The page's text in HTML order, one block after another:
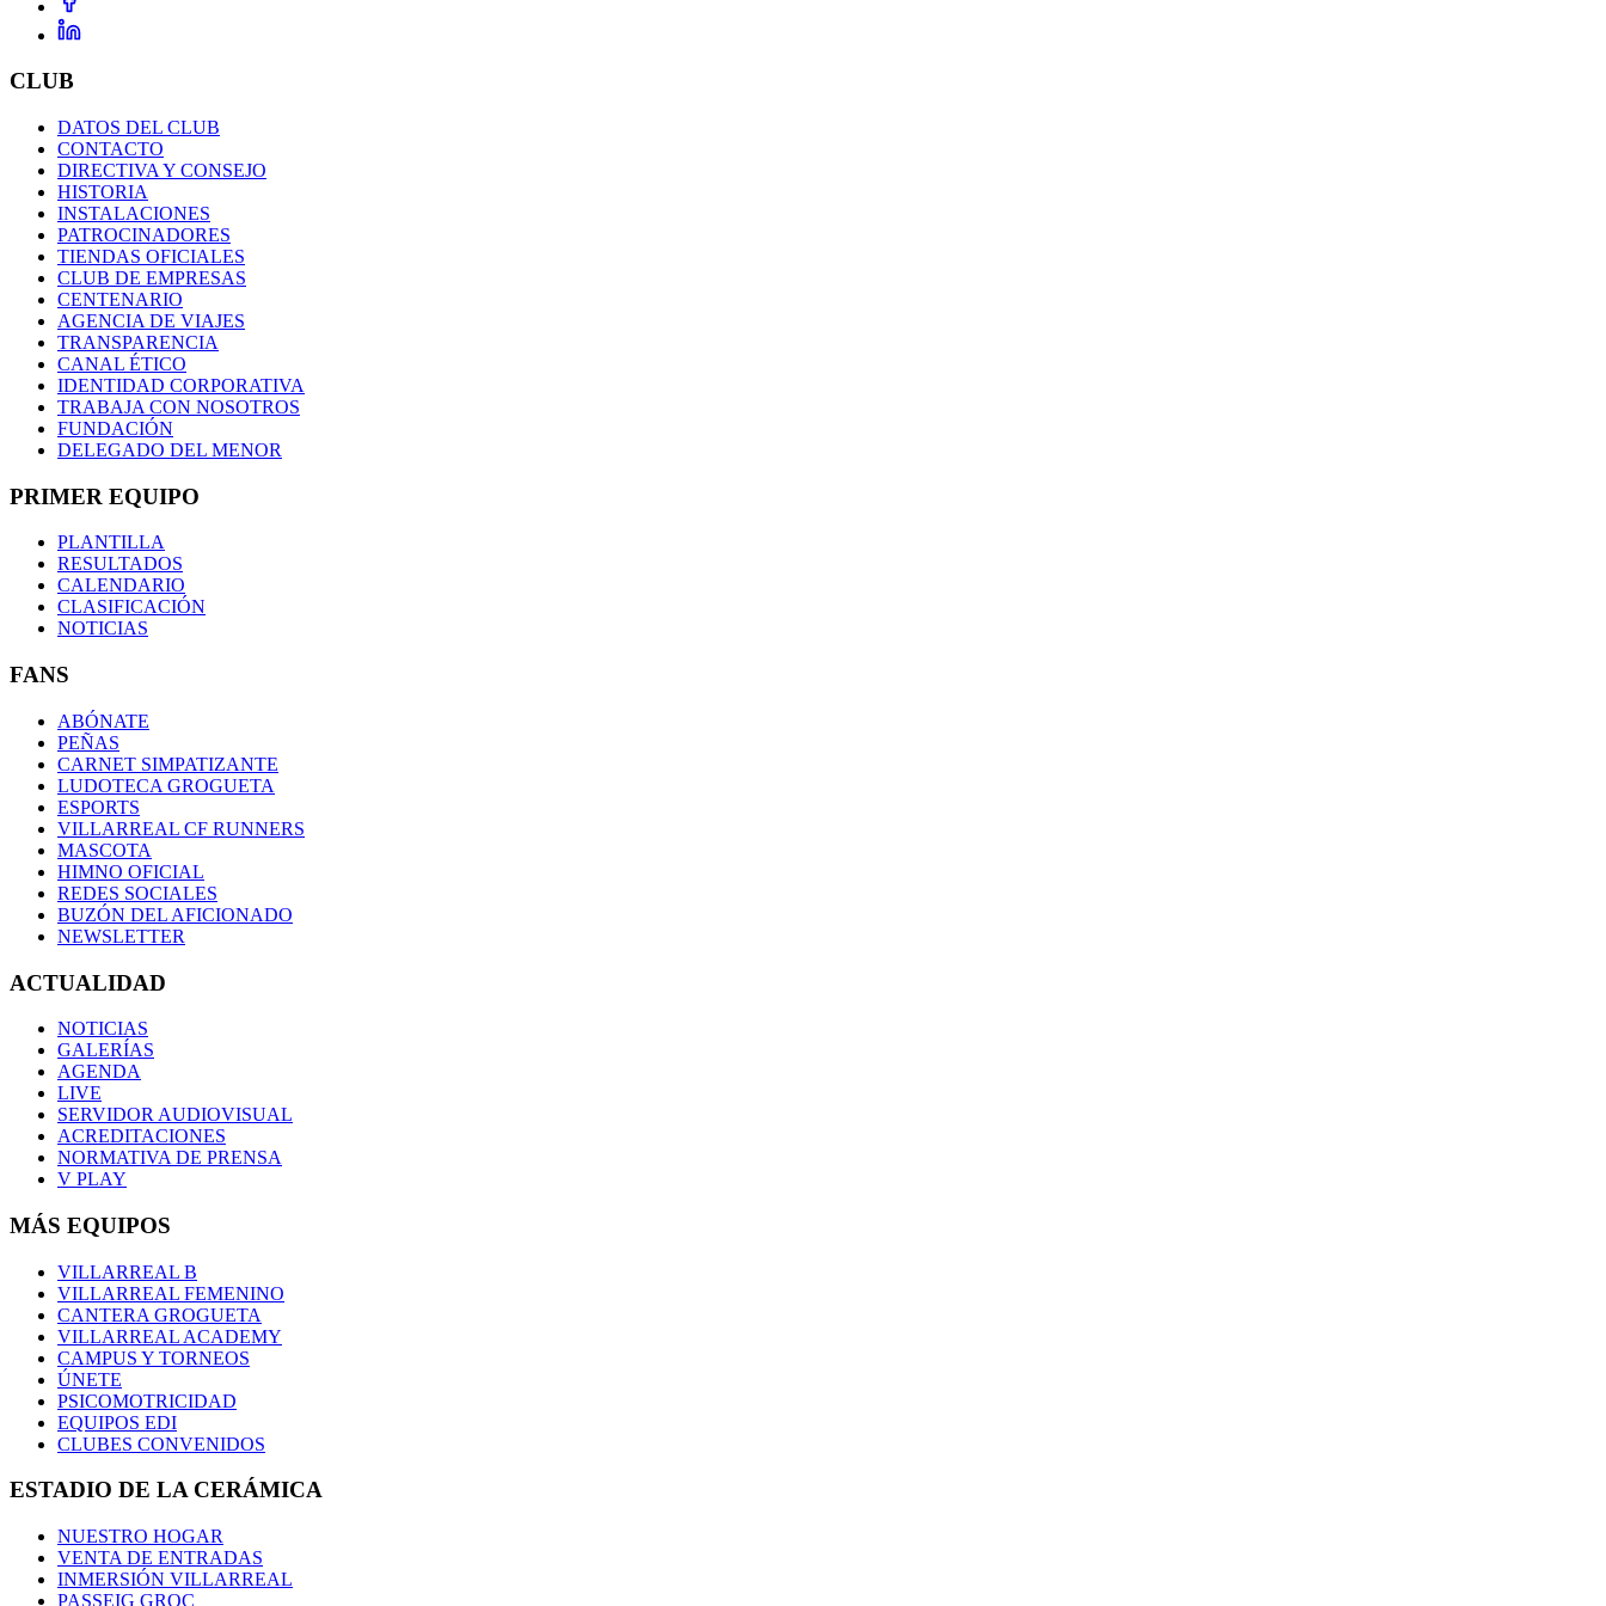
CLUB
DATOS DEL CLUB
CONTACTO
DIRECTIVA Y CONSEJO
HISTORIA
INSTALACIONES
PATROCINADORES
TIENDAS OFICIALES
CLUB DE EMPRESAS
CENTENARIO
AGENCIA DE VIAJES
TRANSPARENCIA
CANAL ÉTICO
IDENTIDAD CORPORATIVA
TRABAJA CON NOSOTROS
FUNDACIÓN
DELEGADO DEL MENOR
PRIMER EQUIPO
PLANTILLA
RESULTADOS
CALENDARIO
CLASIFICACIÓN
NOTICIAS
FANS
ABÓNATE
PEÑAS
CARNET SIMPATIZANTE
LUDOTECA GROGUETA
ESPORTS
VILLARREAL CF RUNNERS
MASCOTA
HIMNO OFICIAL
REDES SOCIALES
BUZÓN DEL AFICIONADO
NEWSLETTER
ACTUALIDAD
NOTICIAS
GALERÍAS
AGENDA
LIVE
SERVIDOR AUDIOVISUAL
ACREDITACIONES
NORMATIVA DE PRENSA
V PLAY
MÁS EQUIPOS
VILLARREAL B
VILLARREAL FEMENINO
CANTERA GROGUETA
VILLARREAL ACADEMY
CAMPUS Y TORNEOS
ÚNETE
PSICOMOTRICIDAD
EQUIPOS EDI
CLUBES CONVENIDOS
ESTADIO DE LA CERÁMICA
NUESTRO HOGAR
VENTA DE ENTRADAS
INMERSIÓN VILLARREAL
PASSEIG GROC